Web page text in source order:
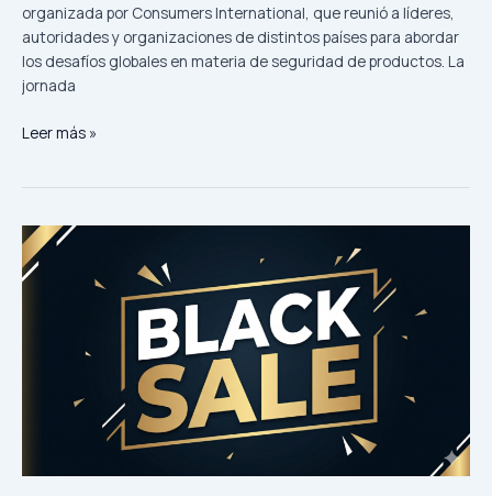
organizada por Consumers International, que reunió a líderes,
autoridades y organizaciones de distintos países para abordar
los desafíos globales en materia de seguridad de productos. La
jornada
ODECU
global
por
el
Derechos
Leer más »